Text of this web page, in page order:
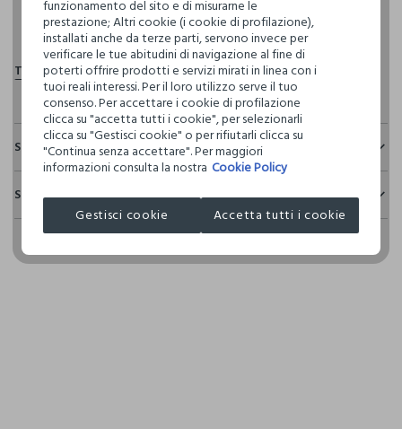
pdp.loyalty.section.advantages
Sostenibilità e trasparenza
Sicurezza
Il 100% dei nostri articoli viene sottoposto a test chimico-
fisici, per verificarne il rispetto dei limiti che abbiamo
definito per l’uso di sostanze chimiche, talvolta anche più
restrittivi rispetto a quelli previsti dalla normativa
internazionale.
Spedizione e resi
Hai fino a 30 giorni dalla consegna del tuo ordine online per
funzionamento del sito e di misurarne le
prestazione; Altri cookie (i cookie di profilazione),
installati anche da terze parti, servono invece per
verificare le tue abitudini di navigazione al fine di
poterti offrire prodotti e servizi mirati in linea con i
tuoi reali interessi. Per il loro utilizzo serve il tuo
consenso. Per accettare i cookie di profilazione
clicca su "accetta tutti i cookie", per selezionarli
clicca su "Gestisci cookie" o per rifiutarli clicca su
"Continua senza accettare". Per maggiori
informazioni consulta la nostra Cookie Policy
Gestisci cookie Accetta tutti i cookie